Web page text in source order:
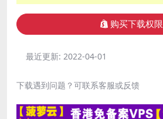
购买下载权限
最近更新: 2022-04-01
下载遇到问题？可联系客服或反馈